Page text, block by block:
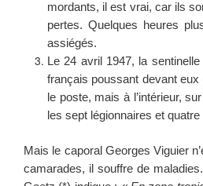
mordants, il est vrai, car ils
pertes. Quelques heures
assiégés.
Le 24 avril 1947, la
français poussant devant
le poste, mais à l’intérieur,
les sept légionnaires et
Mais le caporal Georges Viguier
camarades, il souffre de